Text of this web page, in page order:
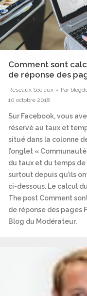
Comment sont
de réponse des
Réseaux Sociaux Par
10 octobre 2018
Sur Facebook, vous
réservé au taux et
situé dans la colonne
l’onglet «
du taux et du temps
surtout depuis qu’ils
ci-dessous. Le calcul
The post Comment
de réponse des pages
Blog du Modérateur.